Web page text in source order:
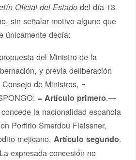
Oficial del Estado del día 13
sin señalar motivo alguno que
únicamente decía:
del Ministro de la
y previa deliberación
Consejo de Ministros, =
=Artículo primero.—
la nacionalidad española
Porfirio Smerdou Fleissner,
mejicano.Artículo segundo.
expresada concesión no